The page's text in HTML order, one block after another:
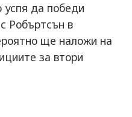
успя да победи
Робъртсън в
ще наложи на
за втори